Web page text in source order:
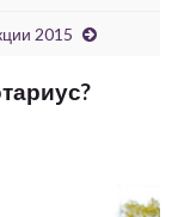
2015